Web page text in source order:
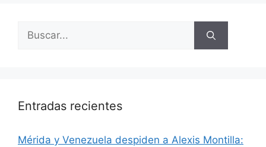
Entradas recientes
​Mérida y Venezuela despiden a Alexis Montilla: